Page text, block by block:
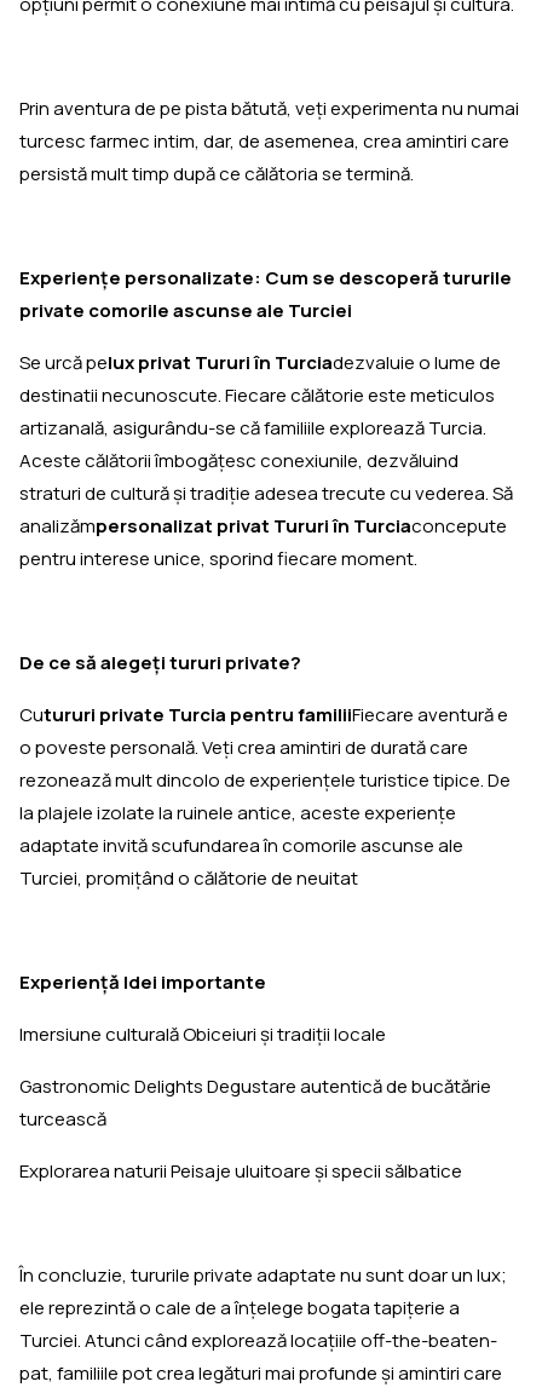
Prin aventura de pe pista bătută, veți experimenta nu numai
turcesc farmec intim, dar, de asemenea, crea amintiri care
persistă mult timp după ce călătoria se termină.
Experiențe personalizate: Cum se descoperă tururile
private comorile ascunse ale Turciei
Se urcă pelux privat Tururi în Turciadezvaluie o lume de
destinatii necunoscute. Fiecare călătorie este meticulos
artizanală, asigurându-se că familiile explorează Turcia.
Aceste călătorii îmbogățesc conexiunile, dezvăluind
straturi de cultură și tradiție adesea trecute cu vederea. Să
analizămpersonalizat privat Tururi în Turciaconcepute
pentru interese unice, sporind fiecare moment.
De ce să alegeţi tururi private?
Cutururi private Turcia pentru familiiFiecare aventură e
o poveste personală. Veți crea amintiri de durată care
rezonează mult dincolo de experiențele turistice tipice. De
la plajele izolate la ruinele antice, aceste experienţe
adaptate invită scufundarea în comorile ascunse ale
Turciei, promiţând o călătorie de neuitat
Experienţă Idei importante
Imersiune culturală Obiceiuri și tradiții locale
Gastronomic Delights Degustare autentică de bucătărie
turcească
Explorarea naturii Peisaje uluitoare și specii sălbatice
În concluzie, tururile private adaptate nu sunt doar un lux;
ele reprezintă o cale de a înţelege bogata tapiţerie a
Turciei. Atunci când explorează locaţiile off-the-beaten-
pat, familiile pot crea legături mai profunde şi amintiri care